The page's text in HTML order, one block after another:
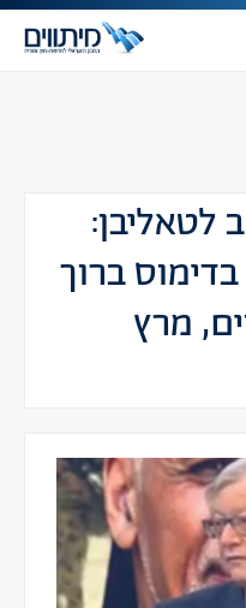
לטאליבן:
ברוך
מרץ